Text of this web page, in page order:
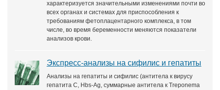
характеризуется значительными изменениями почти во
всех органах и системах для приспособления к
требованиям фетоплацентарного комплекса, в том
числе, во время беременности меняются показатели
анализов крови.
Экспресс-анализы на сифилис и гепатиты
Анализы на гепатиты и сифилис (антитела к вирусу
гепатита С, Hbs-Ag, суммарные антитела к Treponema